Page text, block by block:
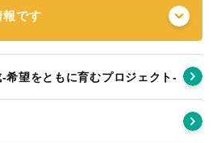
報です
希望をともに育むプロジェクト‐